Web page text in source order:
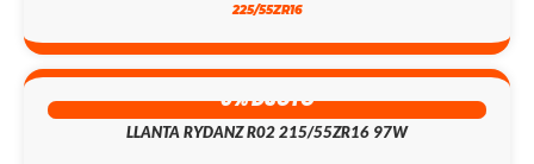
225/55ZR16
0% DSCTO
LLANTA RYDANZ R02 215/55ZR16 97W